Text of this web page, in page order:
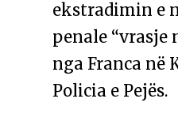
ekstradimin e
penale “vrasje
nga Franca në
Policia e Pejës.